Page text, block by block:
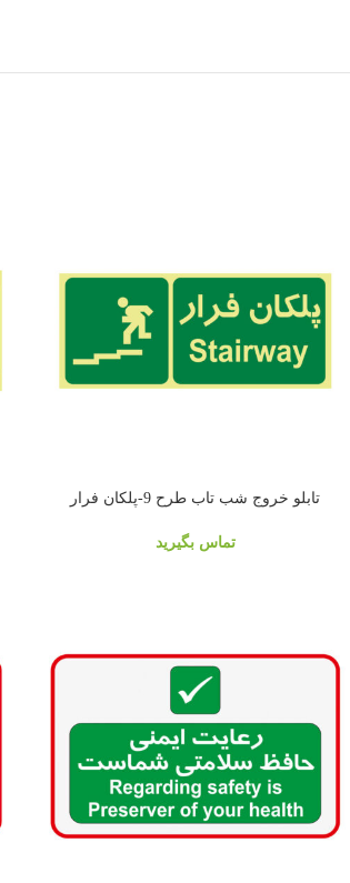
تابلو خروج شب تاب طرح 9-پلکان فرار
تماس بگیرید